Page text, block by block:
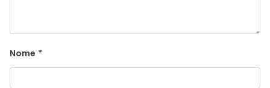
Nome *